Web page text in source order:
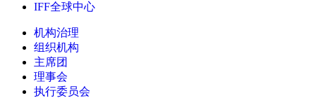
IFF全球中心
机构治理
组织机构
主席团
理事会
执行委员会